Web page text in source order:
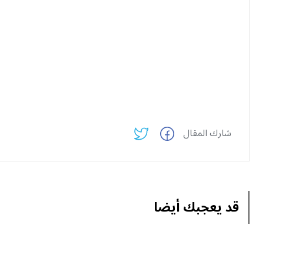
شارك المقال
قد يعجبك أيضا